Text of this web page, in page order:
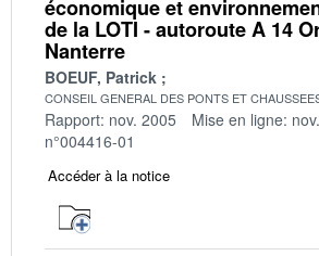
économique et
de la LOTI - autoroute A 14
Nanterre
BOEUF, Patrick
CONSEIL GENERAL DES PONTS ET
Rapport: nov. 2005 Mise en ligne:
n°004416-01
Accéder à la notice